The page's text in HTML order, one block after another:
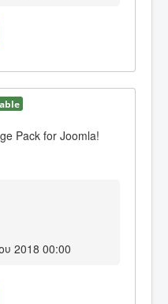
Pack for Joomla!
2018 00:00